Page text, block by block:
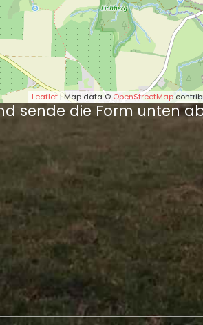
Leaflet| Map data © OpenStreetMap
sende die Form unten